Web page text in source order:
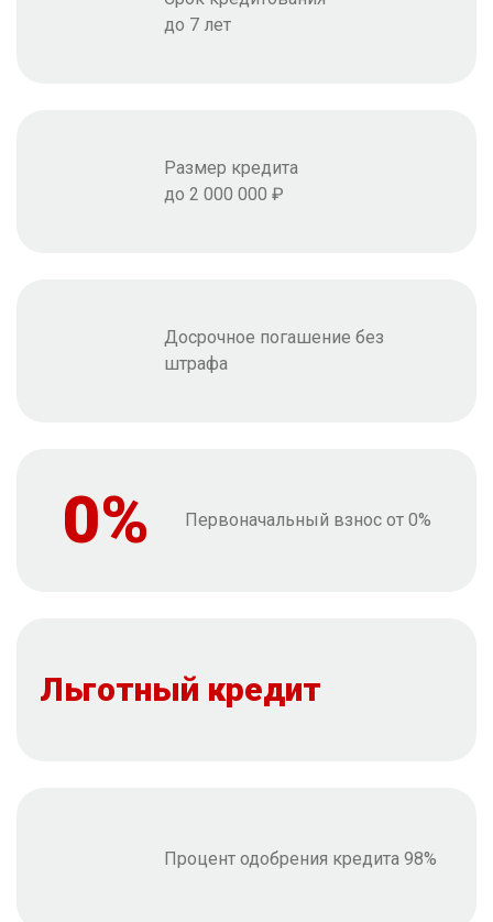
до 7 лет
Размер кредита
до 2 000 000 ₽
Досрочное погашение без
штрафа
0% Первоначальный взнос от 0%
Льготный кредит
Процент одобрения кредита 98%